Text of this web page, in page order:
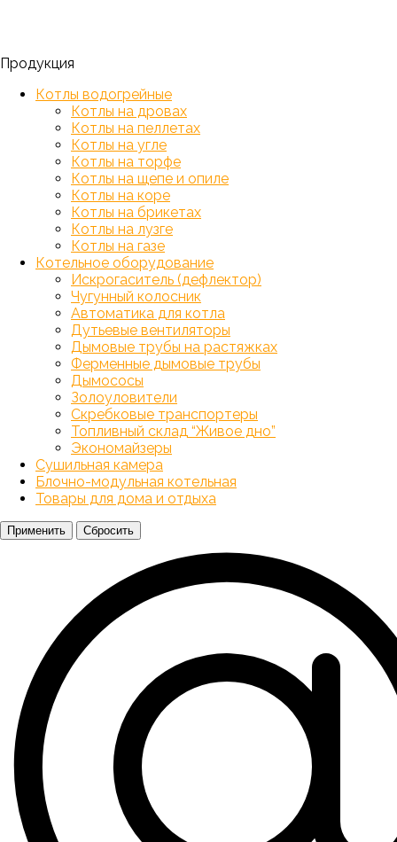
Продукция
Котлы водогрейные
Котлы на дровах
Котлы на пеллетах
Котлы на угле
Котлы на торфе
Котлы на щепе и опиле
Котлы на коре
Котлы на брикетах
Котлы на лузге
Котлы на газе
Котельное оборудование
Искрогаситель (дефлектор)
Чугунный колосник
Автоматика для котла
Дутьевые вентиляторы
Дымовые трубы на растяжках
Ферменные дымовые трубы
Дымососы
Золоуловители
Скребковые транспортеры
Топливный склад “Живое дно”
Экономайзеры
Сушильная камера
Блочно-модульная котельная
Товары для дома и отдыха
Применить Сбросить